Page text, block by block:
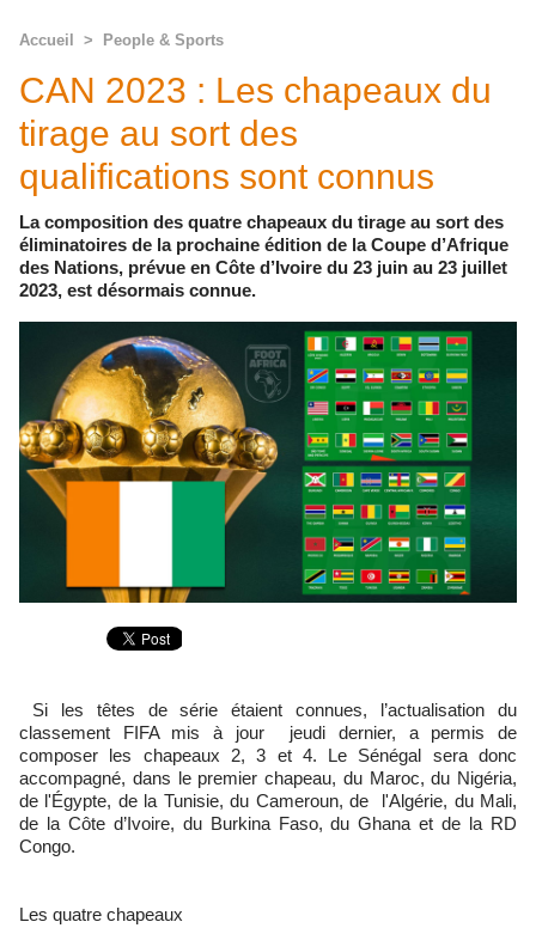
Accueil > People & Sports
CAN 2023 : Les chapeaux du
tirage au sort des
qualifications sont connus
La composition des quatre chapeaux du tirage au sort des
éliminatoires de la prochaine édition de la Coupe d’Afrique
des Nations, prévue en Côte d’Ivoire du 23 juin au 23 juillet
2023, est désormais connue.
Si les têtes de série étaient connues, l’actualisation du
classement FIFA mis à jour jeudi dernier, a permis de
composer les chapeaux 2, 3 et 4. Le Sénégal sera donc
accompagné, dans le premier chapeau, du Maroc, du Nigéria,
de l'Égypte, de la Tunisie, du Cameroun, de l'Algérie, du Mali,
de la Côte d’Ivoire, du Burkina Faso, du Ghana et de la RD
Congo.
Les quatre chapeaux